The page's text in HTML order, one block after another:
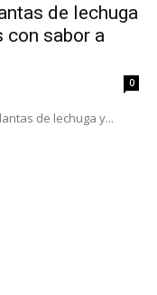
de lechuga
sabor a
0
de lechuga y...